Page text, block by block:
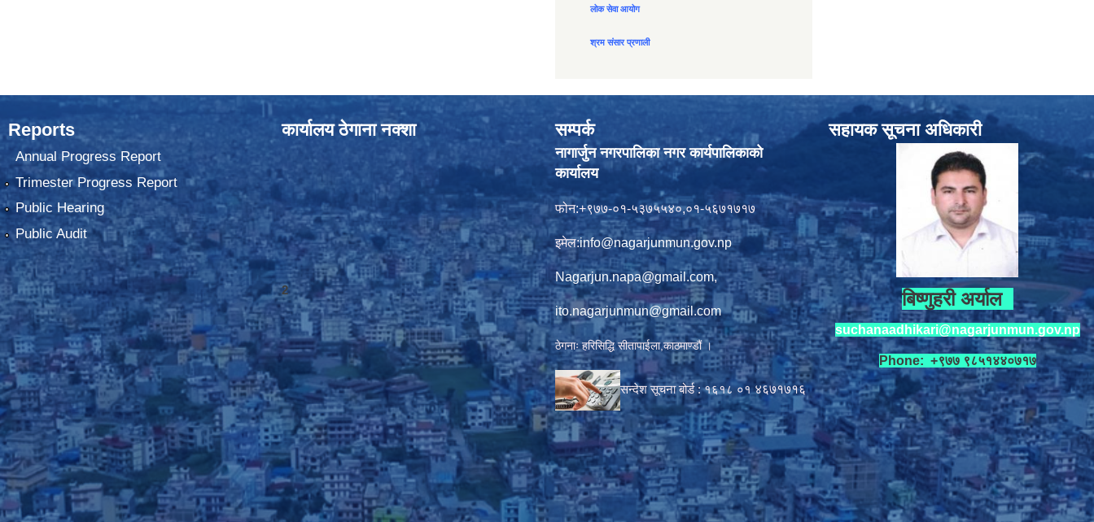
लोक सेवा आयोग
श्रम संसार प्रणाली
Reports
Annual Progress Report
Trimester Progress Report
Public Hearing
Public Audit
कार्यालय ठेगाना नक्शा
2
सम्पर्क
नागार्जुन नगरपालिका नगर कार्यपालिकाको
कार्यालय
फोन:+९७७-०१-५३७५५४०,०१-५६७१७१७
इमेल:info@nagarjunmun.gov.np
Nagarjun.napa@gmail.com,
ito.nagarjunmun@gmail.com
ठेगनाः हरिसिद्धि सीतापाईला,काठमाण्डौं ।
सन्देश सूचना बोर्ड : १६१८ ०१४६७१७१६
सहायक सूचना अधिकारी
बिष्णुहरी अर्याल
suchanaadhikari@nagarjunmun.gov.np
Phone: +९७७ ९८५१४४०७१७